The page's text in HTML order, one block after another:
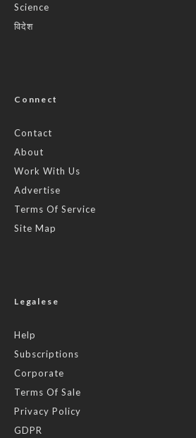
Science
विदेश
Connect
Contact
About
Work With Us
Advertise
Terms Of Service
Site Map
Legalese
Help
Subscriptions
Corporate
Terms Of Sale
Privacy Policy
GDPR